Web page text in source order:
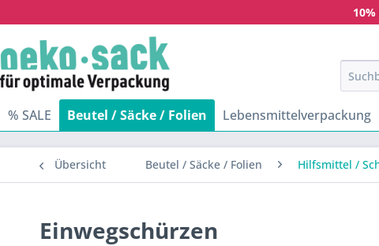
% SALE Beutel / Säcke / Folien Lebensmittelverpackung
Übersicht Beutel / Säcke / Folien Hilfsmittel /
Einwegschürzen